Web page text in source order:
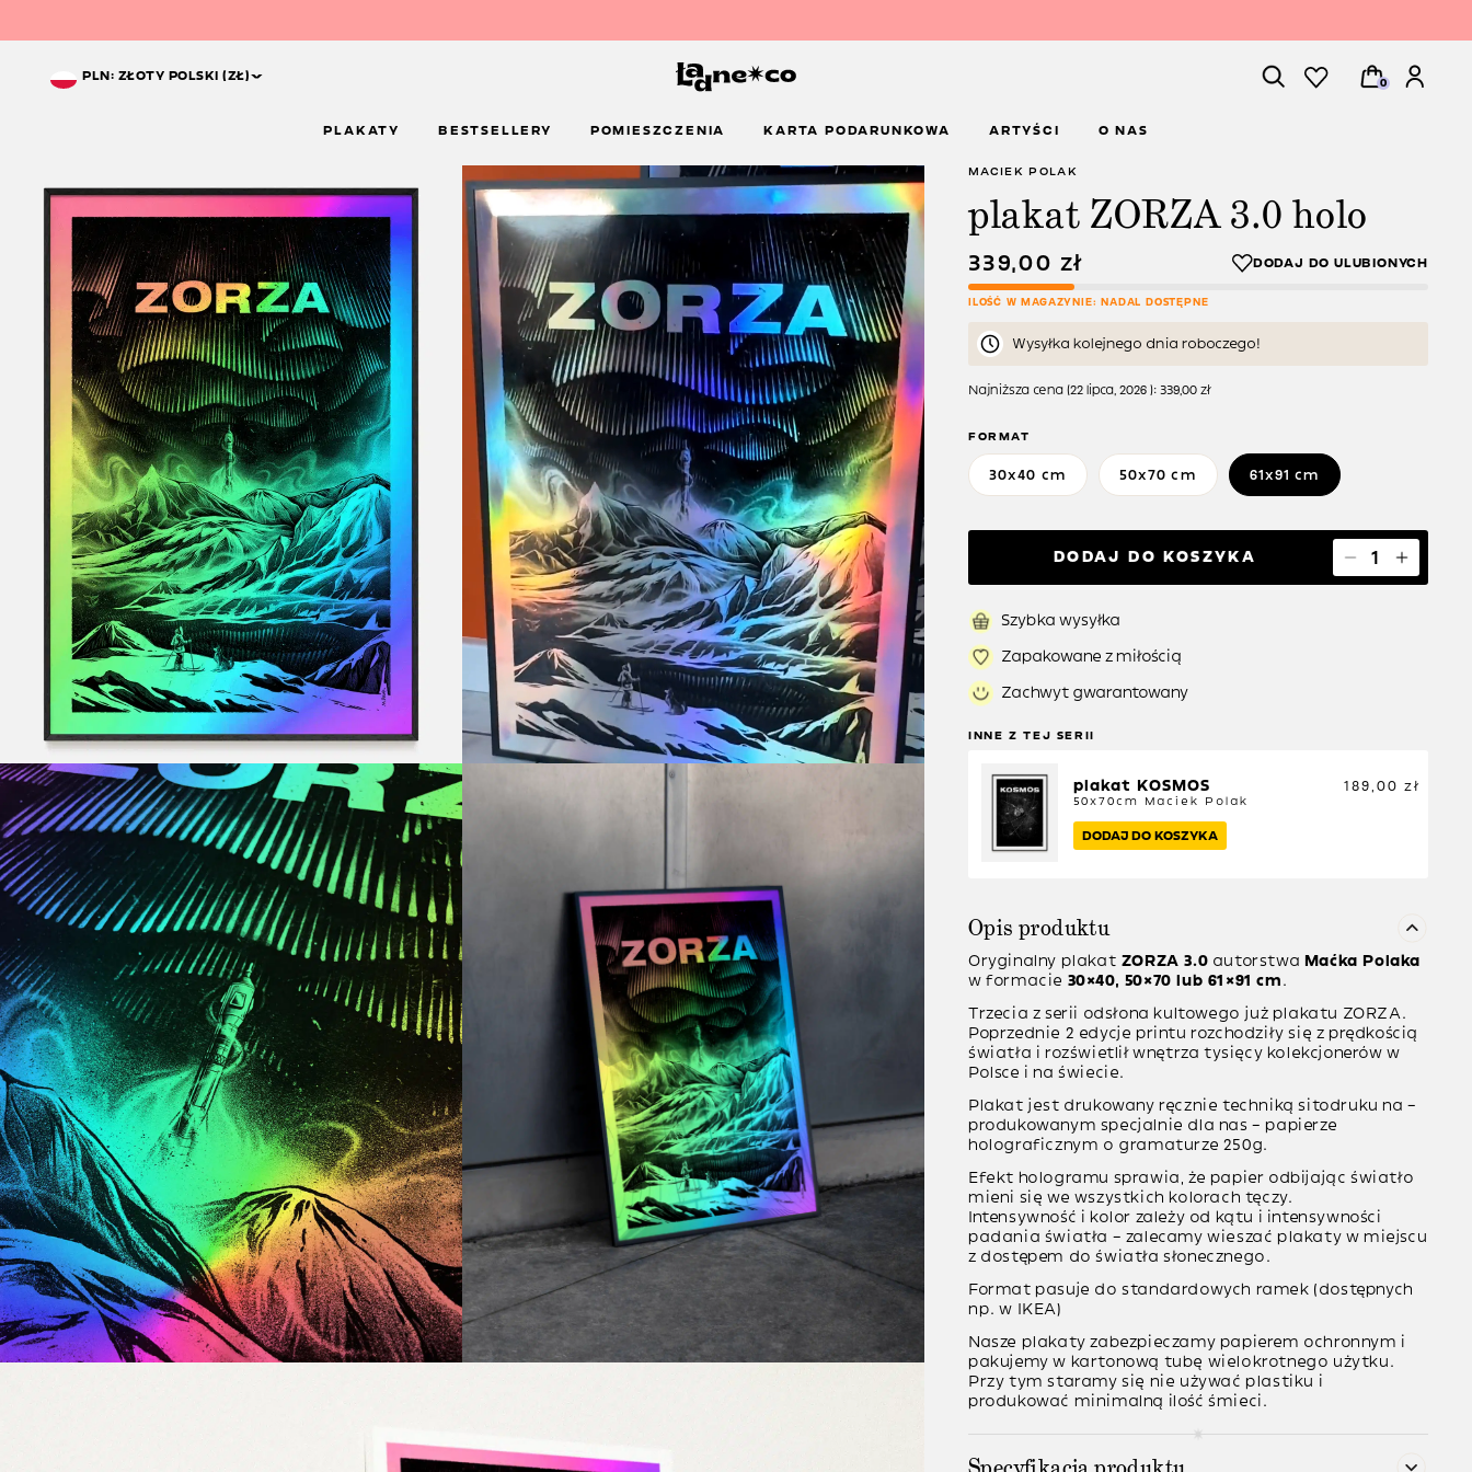
PLN: ZŁOTY POLSKI (ZŁ)^
0
PLAKATY BESTSELLERY POMIESZCZENIA KARTA PODARUNKOWA ARTYŚCI O NAS
MACIEK POLAK
plakat ZORZA 3.0 holo
339,00 zł
ILOŚĆ W MAGAZYNIE: NADAL DOSTĘPNE
Wysyłka kolejnego dnia roboczego!
Najniższa cena (22 lipca, 2026 ): 339,00 zł
FORMAT
30x40 cm 50x70 cm 61x91 cm
DODAJ DO KOSZYKA
Szybka wysyłka
Zapakowane z miłością
Zachwyt gwarantowany
INNE Z TEJ SERII
plakat KOSMOS
50x70cm Maciek Polak
189,00 zł
DODAJ DO KOSZYKA
Opis produktu
Oryginalny plakat ZORZA 3.0 autorstwa Maćka Polaka
w formacie 30×40, 50×70 lub 61×91 cm .
Trzecia z serii odsłona kultowego już plakatu ZORZA.
Poprzednie 2 edycje printu rozchodziły się z prędkością
światła i rozświetlił wnętrza tysięcy kolekcjonerów w
Polsce i na świecie.
Plakat jest drukowany ręcznietechniką sitodruku na –
produkowanym specjalnie dla nas –papierze
holograficznym o gramaturze 250g.
Efekt hologramu sprawia, że papier odbijając światło
mieni się we wszystkich kolorach tęczy.
Intensywność i kolor zależy od kątu i intensywności
padania światła – zalecamy wieszać plakaty w miejscu
z dostępem do światła słonecznego.
Format pasuje do standardowych ramek (dostępnych
np. w IKEA)
Nasze plakaty zabezpieczamy papierem ochronnym i
pakujemy w kartonową tubę wielokrotnego użytku.
Przy tym staramy się nie używać plastiku i
produkować minimalną ilość śmieci.